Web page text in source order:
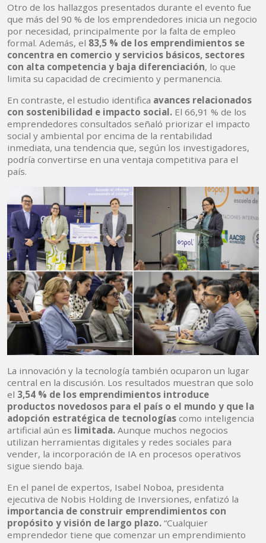
Otro de los hallazgos presentados durante el evento fue
que más del 90 % de los emprendedores inicia un negocio
por necesidad, principalmente por la falta de empleo
formal. Además, el 83,5 % de los emprendimientos se
concentra en comercio y servicios básicos, sectores
con alta competencia y baja diferenciación, lo que
limita su capacidad de crecimiento y permanencia.
En contraste, el estudio identifica avances relacionados
con sostenibilidad e impacto social. El 66,91 % de los
emprendedores consultados señaló priorizar el impacto
social y ambiental por encima de la rentabilidad
inmediata, una tendencia que, según los investigadores,
podría convertirse en una ventaja competitiva para el
país.
La innovación y la tecnología también ocuparon un lugar
central en la discusión. Los resultados muestran que solo
el 3,54 % de los emprendimientos introduce
productos novedosos para el país o el mundo y que la
adopción estratégica de tecnologías como inteligencia
artificial aún es limitada. Aunque muchos negocios
utilizan herramientas digitales y redes sociales para
vender, la incorporación de IA en procesos operativos
sigue siendo baja.
En el panel de expertos, Isabel Noboa, presidenta
ejecutiva de Nobis Holding de Inversiones, enfatizó la
importancia de construir emprendimientos con
propósito y visión de largo plazo. “Cualquier
emprendedor tiene que comenzar un emprendimiento